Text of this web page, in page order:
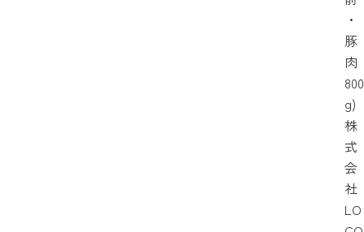
・
豚
肉
800
g)
株
式
会
社
LO